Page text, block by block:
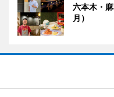
六本木・
月）